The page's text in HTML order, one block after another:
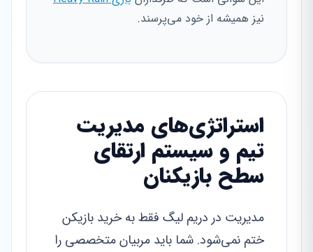
نیز همیشه از خود می‌پرسند.
استراتژی‌های مدیریت
تیم و سیستم ارتقای
سطح بازیکنان
مدیریت در دریم لیگ فقط به خرید بازیکن
ختم نمی‌شود. شما باید مربیان متخصصی را